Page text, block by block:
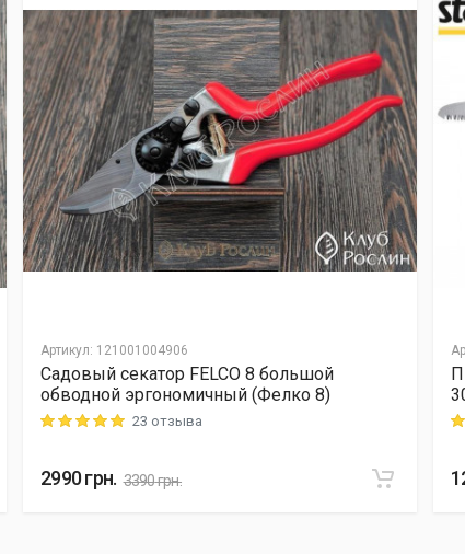
Артикул: 121001004906
Садовый секатор FELCO 8 большой
обводной эргономичный (Фелко 8)
Rating: 5 out of 523 отзыва
2990грн. 3390грн.